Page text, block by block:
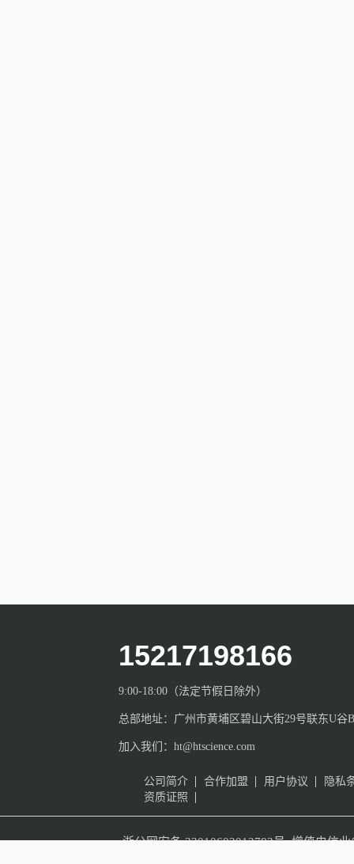
15217198166
9:00-18:00（法定节假日除外）
总部地址：广州市黄埔区碧山大街29号联东U谷
加入我们：ht@htscience.com
公司简介 合作加盟 用户协议
隐私
资质证照
浙公网安备 33010602012783号 增值电信